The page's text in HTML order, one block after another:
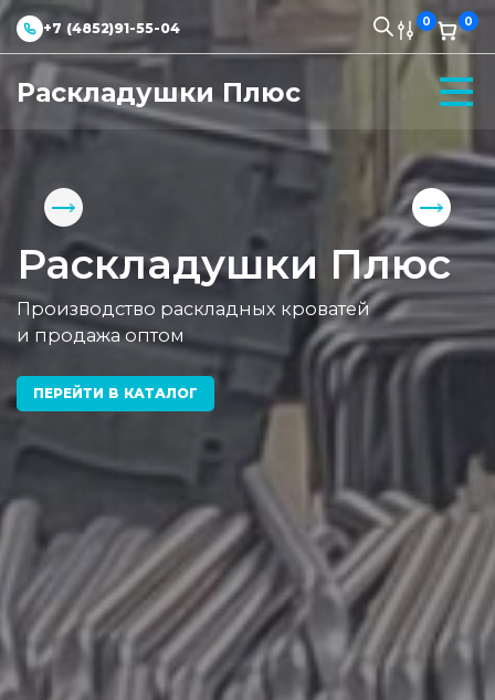
+7 (4852)91-55-04 0 0
Раскладушки Плюс
Раскладушки Плюс
Производство раскладных кроватей
и продажа оптом
ПЕРЕЙТИ В КАТАЛОГ